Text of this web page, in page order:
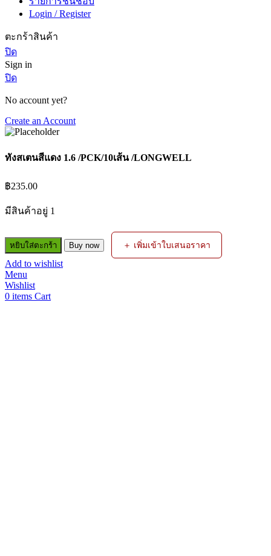
Login / Register
ตะกร้าสินค้า
ปิด
Sign in
ปิด
No account yet?
Create an Account
ทังสเตนสีแดง 1.6 /PCK/10เส้น /LONGWELL
฿235.00
มีสินค้าอยู่ 1
จำนวน
ทังสเตน
สี
แดง
1.6
หยิบใส่ตะกร้า Buy now ＋ เพิ่มเข้าใบเสนอราคา
Add to wishlist
Menu
Wishlist
0 items Cart